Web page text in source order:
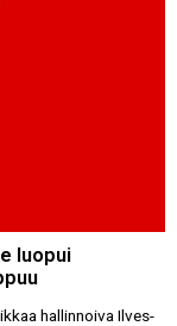
luopui
hallinnoiva Ilves-